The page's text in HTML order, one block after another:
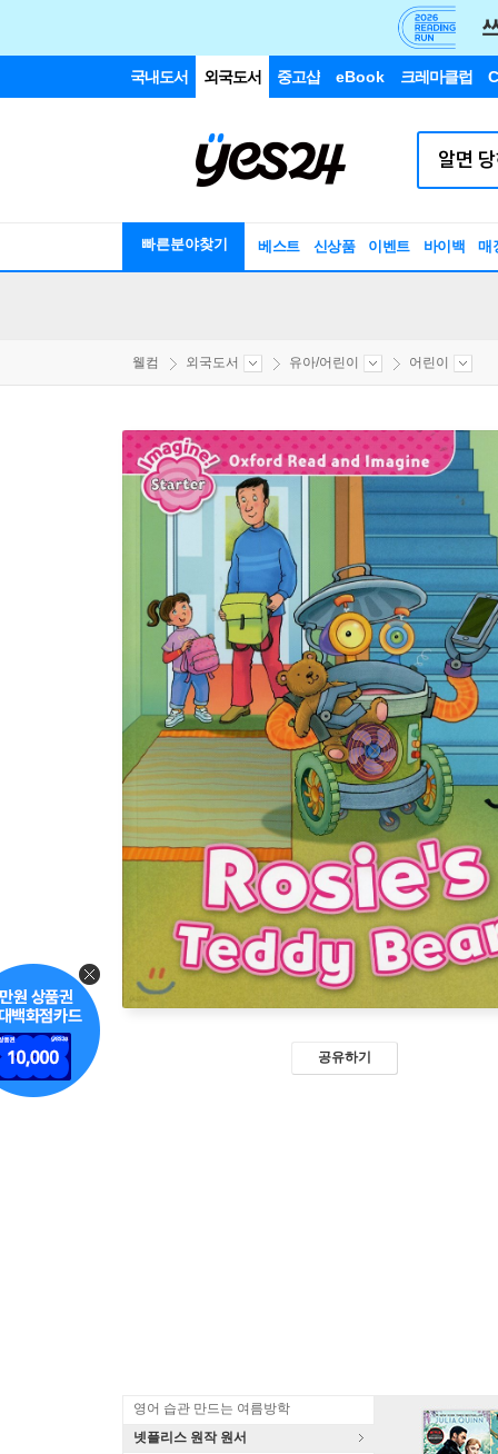
국내도서 외국도서 중고샵 eBook 크레마클럽
빠른분야찾기 베스트 신상품 이벤트 바이백 매
웰컴 외국도서 유아/어린이 어린이
공유하기
영어 습관 만드는 여름방학
넷플리스 원작 원서